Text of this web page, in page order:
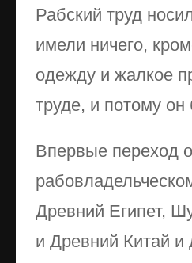
Рабский труд
имели ничего,
одежду и жалкое
труде, и потому
Впервые переход
Древний Египет,
и Древний Китай и